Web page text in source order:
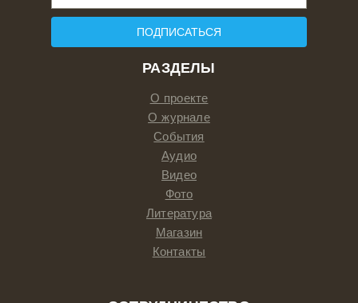
РАЗДЕЛЫ
О проекте
О журнале
События
Аудио
Видео
Фото
Литература
Магазин
Контакты
ПОДПИСАТЬСЯ